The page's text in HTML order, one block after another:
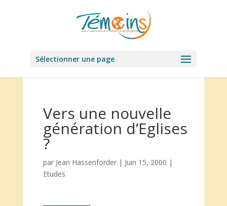
Sélectionner une page
Vers une nouvelle
génération d’Eglises
?
par Jean Hassenforder| Juin 15, 2000 |
Etudes